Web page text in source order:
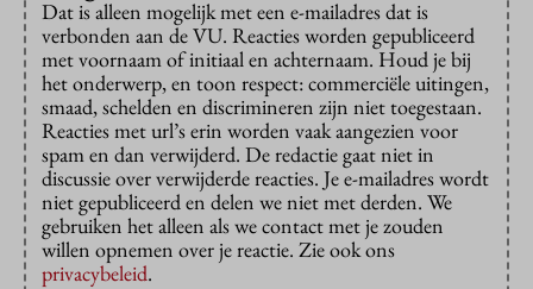
Dat is alleen mogelijk met een e-mailadres dat is
verbonden aan de VU. Reacties worden gepubliceerd
met voornaam of initiaal en achternaam. Houd je bij
het onderwerp, en toon respect: commerciële uitingen,
smaad, schelden en discrimineren zijn niet toegestaan.
Reacties met url’s erin worden vaak aangezien voor
spam en dan verwijderd. De redactie gaat niet in
discussie over verwijderde reacties. Je e-mailadres wordt
niet gepubliceerd en delen we niet met derden. We
gebruiken het alleen als we contact met je zouden
willen opnemen over je reactie. Zie ook ons
privacybeleid.